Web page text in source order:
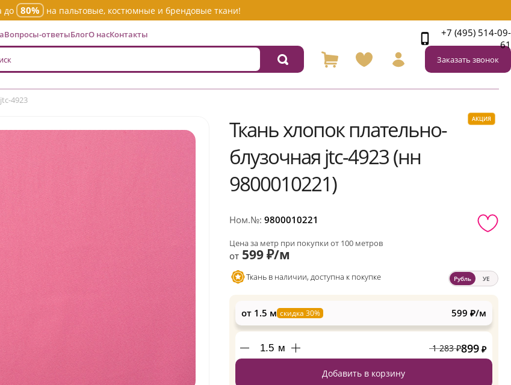
до 80% на пальтовые, костюмные и брендовые ткани!
Вопросы-ответыБлогО насКонтакты
+7 (495) 514-09-
61
Заказать звонок
4923
АКЦИЯ
Ткань хлопок плательно-
блузочная jtc-4923 (нн
9800010221)
Ном.№: 9800010221
Цена за метр при покупки от 100 метров
от599 ₽/м
Ткань в наличии, доступна к покупке Рубль УЕ
от 1.5 м скидка 30% 599 ₽/м
м 1 283₽899 ₽
Добавить в корзину